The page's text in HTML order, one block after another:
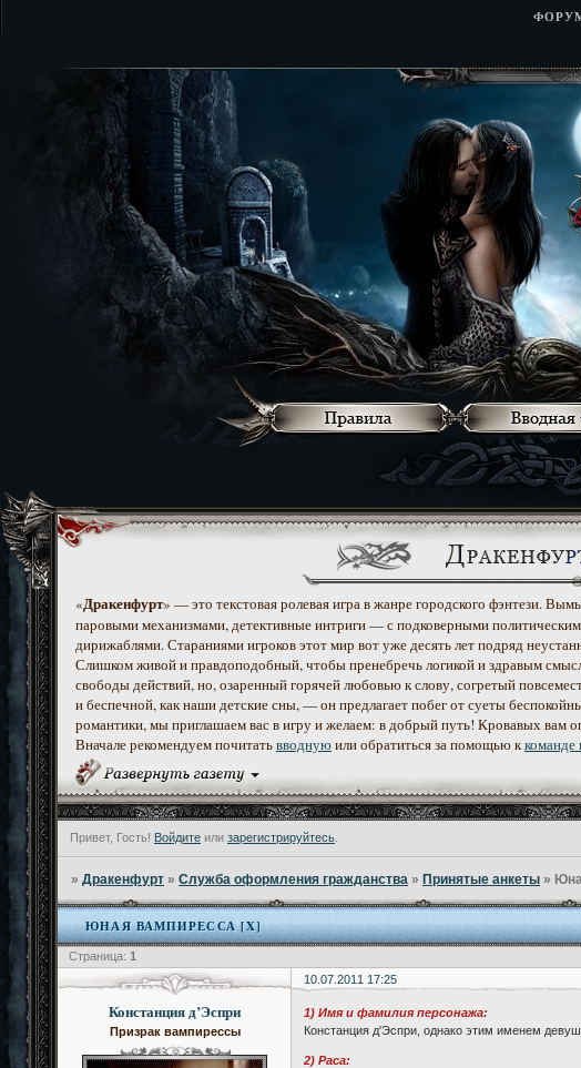
«Дракенфурт» — это текстовая ролевая игра в жанре городского фэнтези.
паровыми механизмами, детективные интриги — с подковерными
дирижаблями. Стараниями игроков этот мир вот уже десять лет подряд
Слишком живой и правдоподобный, чтобы пренебречь логикой и здравым
свободы действий, но, озаренный горячей любовью к слову, согретый
и беспечной, как наши детские сны, — он предлагает побег от суеты
романтики, мы приглашаем вас в игру и желаем: в добрый путь! Кровавых вам
Вначале рекомендуем почитатьвводнуюили обратиться за помощью ккоманде
Привет, Гость! Войдите или зарегистрируйтесь
»Дракенфурт »Служба оформления гражданства » Принятые анкеты »
ЮНАЯ ВАМПИРЕССА [X]
Страница: 1
10.07.2011 17:25
Констанция д’Эспри
Призрак вампирессы
1) Имя и фамилия персонажа:
Констанция д'Эспри, однако этим именем
2) Раса: